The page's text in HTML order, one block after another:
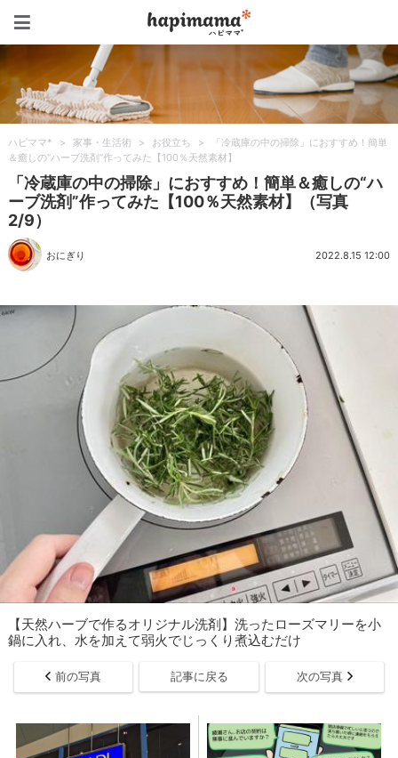
ハピママ* > 家事・生活術 > お役立ち >
「冷蔵庫の中の掃除」におすすめ！簡単
＆癒しの“ハーブ洗剤”作ってみた【100％天然素材】
「冷蔵庫の中の掃除」におすすめ！簡単＆癒しの“ハ
ーブ洗剤”作ってみた【100％天然素材】（写真
2/9）
おにぎり 2022.8.15 12:00
【天然ハーブで作るオリジナル洗剤】洗ったローズマリーを小
鍋に入れ、水を加えて弱火でじっくり煮込むだけ
前の写真 記事に戻る 次の写真